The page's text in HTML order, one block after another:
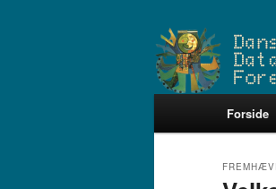
Dansk
Dataarkæologerne
Forside